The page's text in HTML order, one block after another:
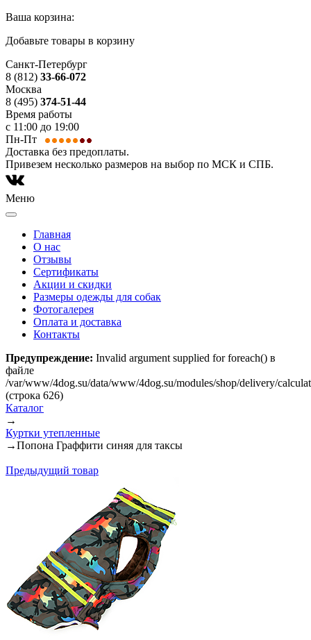
Ваша корзина:
Добавьте товары в корзину
Санкт-Петербург
8 (812) 33-66-072
Москва
8 (495) 374-51-44
Время работы
с 11:00 до 19:00
Пн-Пт
Доставка без предоплаты.
Привезем несколько размеров на выбор по МСК и СПБ.
Меню
Главная
О нас
Отзывы
Сертификаты
Акции и скидки
Размеры одежды для собак
Фотогалерея
Оплата и доставка
Контакты
Предупреждение: Invalid argument supplied for foreach() в
файле
/var/www/4dog.su/data/www/4dog.su/modules/shop/delivery/
(строка 626)
Каталог
→
Куртки утепленные
→Попона Граффити синяя для таксы
Предыдущий товар